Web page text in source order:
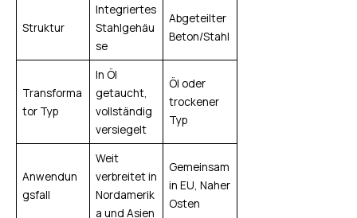
Struktur
Integriertes
Stahlgehäu
se
Abgeteilter
Beton/Stahl
Transforma
tor Typ
In Öl
getaucht,
vollständig
versiegelt
Öl oder
trockener
Typ
Anwendun
gsfall
Weit
verbreitet in
Nordamerik
a und Asien
Gemeinsam
in EU, Naher
Osten